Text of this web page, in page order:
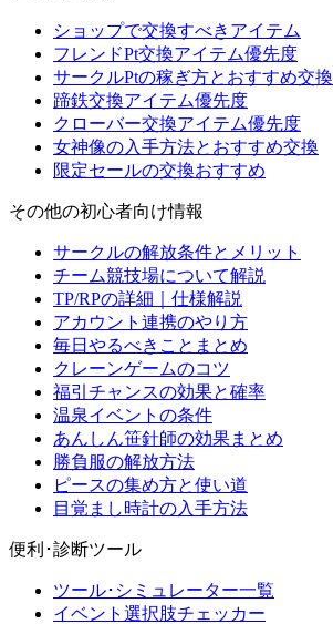
ショップで交換すべきアイテム
フレンドPt交換アイテム優先度
サークルPtの稼ぎ方とおすすめ交換
蹄鉄交換アイテム優先度
クローバー交換アイテム優先度
女神像の入手方法とおすすめ交換
限定セールの交換おすすめ
その他の初心者向け情報
サークルの解放条件とメリット
チーム競技場について解説
TP/RPの詳細｜仕様解説
アカウント連携のやり方
毎日やるべきことまとめ
クレーンゲームのコツ
福引チャンスの効果と確率
温泉イベントの条件
あんしん笹針師の効果まとめ
勝負服の解放方法
ピースの集め方と使い道
目覚まし時計の入手方法
便利･診断ツール
ツール･シミュレーター一覧
イベント選択肢チェッカー